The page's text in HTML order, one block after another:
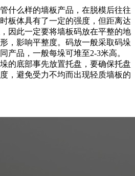
什么样的墙板产品，在脱模后往往
板体具有了一定的强度，但距离达
因此一定要将墙板码放在平整的地
，影响平整度。码放一般采取码垛
产品，一般每垛可堆至2-3米高。
的底部事先放置托盘，要确保托盘
，避免受力不均而出现轻质墙板的